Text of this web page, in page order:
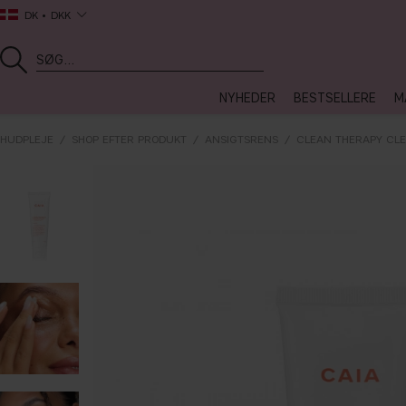
DK DKK
NYHEDER BESTSELLERE
HUDPLEJE SHOP EFTER PRODUKT ANSIGTSRENS CLEAN THERAPY